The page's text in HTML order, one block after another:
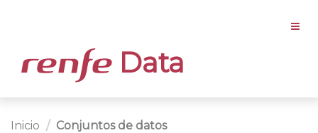
Data
Inicio Conjuntos de datos